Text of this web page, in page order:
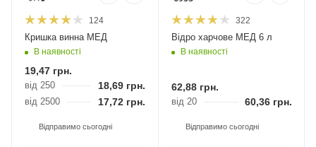
124
Кришка винна МЕД
В наявності
19,47 грн.
від 250 18,69 грн.
від 2500 17,72 грн.
Відправимо сьогодні
322
Відро харчове МЕД 6 л
В наявності
62,88грн.
від 20 60,36грн.
Відправимо сьогодні